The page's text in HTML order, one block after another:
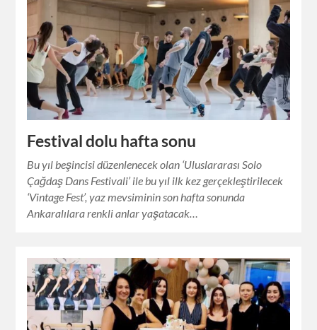
Festival dolu hafta sonu
Bu yıl beşincisi düzenlenecek olan ‘Uluslararası Solo
Çağdaş Dans Festivali’ ile bu yıl ilk kez gerçekleştirilecek
‘Vintage Fest’, yaz mevsiminin son hafta sonunda
Ankaralılara renkli anlar yaşatacak…